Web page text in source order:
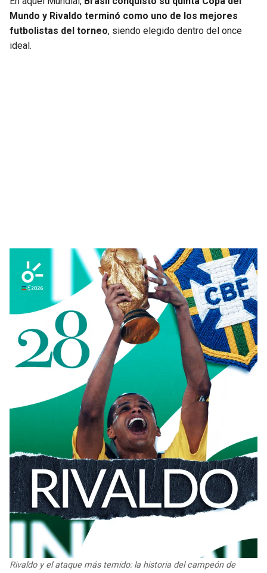
Mundo y Rivaldo terminó como uno de los mejores
futbolistas del torneo, siendo elegido dentro del once
ideal.
Rivaldo y el ataque más temido: la historia del campeón de